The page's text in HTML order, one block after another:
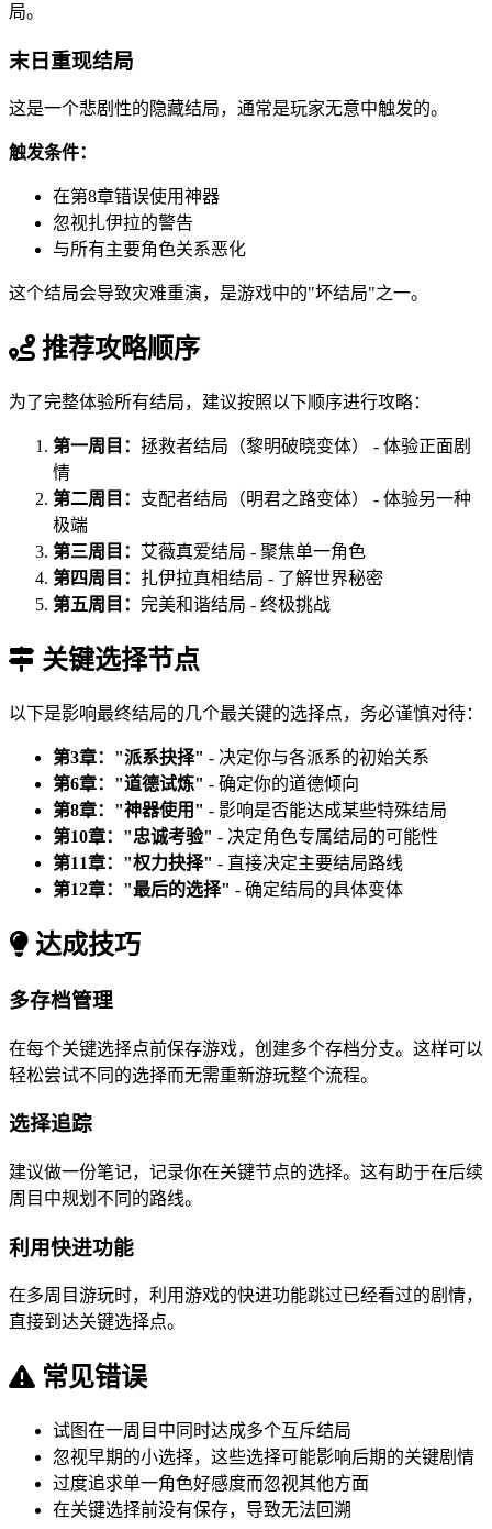
局。
末日重现结局
这是一个悲剧性的隐藏结局，通常是玩家无意中触发的。
触发条件：
在第8章错误使用神器
忽视扎伊拉的警告
与所有主要角色关系恶化
这个结局会导致灾难重演，是游戏中的"坏结局"之一。
推荐攻略顺序
为了完整体验所有结局，建议按照以下顺序进行攻略：
第一周目： 拯救者结局（黎明破晓变体） - 体验正面剧
情
第二周目： 支配者结局（明君之路变体） - 体验另一种
极端
第三周目： 艾薇真爱结局 - 聚焦单一角色
第四周目： 扎伊拉真相结局 - 了解世界秘密
第五周目： 完美和谐结局 - 终极挑战
关键选择节点
以下是影响最终结局的几个最关键的选择点，务必谨慎对待：
第3章："派系抉择" - 决定你与各派系的初始关系
第6章："道德试炼" - 确定你的道德倾向
第8章："神器使用" - 影响是否能达成某些特殊结局
第10章："忠诚考验" - 决定角色专属结局的可能性
第11章："权力抉择" - 直接决定主要结局路线
第12章："最后的选择" - 确定结局的具体变体
达成技巧
多存档管理
在每个关键选择点前保存游戏，创建多个存档分支。这样可以
轻松尝试不同的选择而无需重新游玩整个流程。
选择追踪
建议做一份笔记，记录你在关键节点的选择。这有助于在后续
周目中规划不同的路线。
利用快进功能
在多周目游玩时，利用游戏的快进功能跳过已经看过的剧情，
直接到达关键选择点。
常见错误
试图在一周目中同时达成多个互斥结局
忽视早期的小选择，这些选择可能影响后期的关键剧情
过度追求单一角色好感度而忽视其他方面
在关键选择前没有保存，导致无法回溯